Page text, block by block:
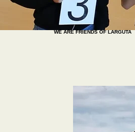
WE ARE FRIENDS OF LARGUTA